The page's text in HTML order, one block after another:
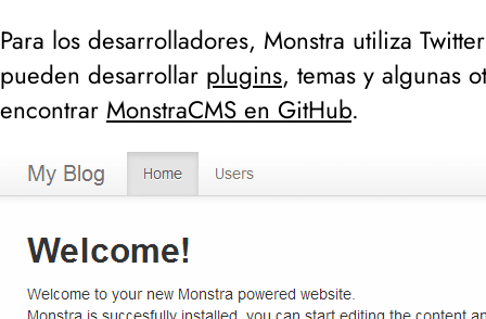
Para los desarrolladores, Monstra utiliza
pueden desarrollar plugins, temas y algunas
encontrar MonstraCMS en GitHub.